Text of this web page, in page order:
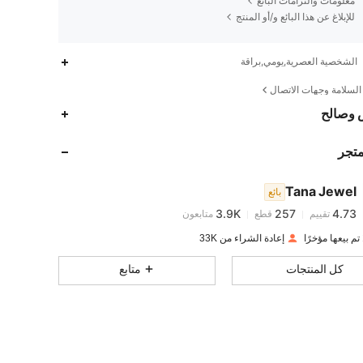
للإبلاغ عن هذا البائع و/أو المنتج
الشخصية العصرية,يومي,براقة
وجهات الاتصال
وصالح
Tana Jewel بائع
4.73
4.73
4.73
257 قطع 3.9K متابعون
m***e تم دفعمنذ 1 يوم
4.73
257
3.9K
إعادة الشراء من 33K
كل المنتجات متابع